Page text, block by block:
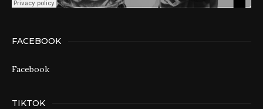
FACEBOOK
Facebook
TIKTOK